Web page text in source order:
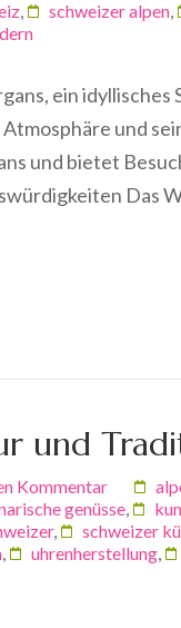
, schweizer alpen,
ein idyllisches
und
und bietet
Das
und
Kommentar
genüsse,
, schweizer
, uhrenherstellung,